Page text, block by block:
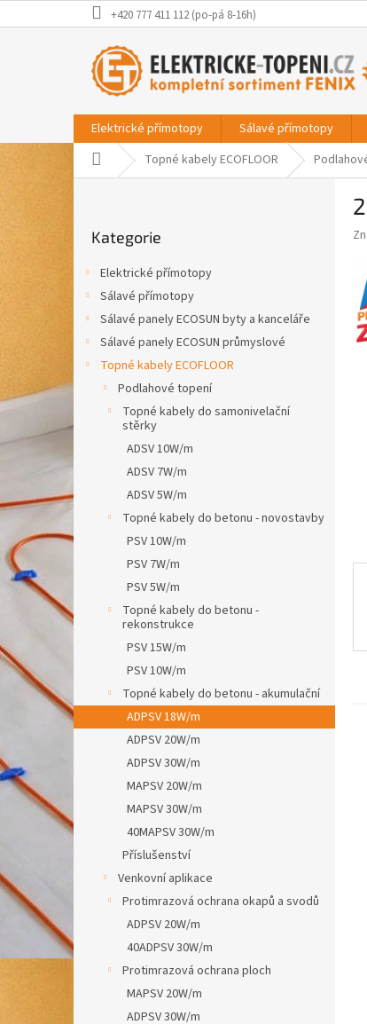
na
+420 777 411 112 (po-pá 8-16h)
Elektrické přímotopy Sálavé přímotopy
Domů Topné kabely ECOFLOOR
a
e
kategorie
Kategorie
Elektrické přímotopy
Sálavé přímotopy
Sálavé panely ECOSUN byty a kanceláře
Sálavé panely ECOSUN průmyslové
Topné kabely ECOFLOOR
Podlahové topení
Topné kabely do samonivelační
stěrky
ADSV 10W/m
ADSV 7W/m
ADSV 5W/m
Topné kabely do betonu - novostavby
PSV 10W/m
PSV 7W/m
PSV 5W/m
Topné kabely do betonu -
rekonstrukce
PSV 15W/m
PSV 10W/m
Topné kabely do betonu - akumulační
ADPSV 18W/m
ADPSV 20W/m
ADPSV 30W/m
MAPSV 20W/m
MAPSV 30W/m
40MAPSV 30W/m
Příslušenství
Venkovní aplikace
Protimrazová ochrana okapů a svodů
ADPSV 20W/m
40ADPSV 30W/m
Protimrazová ochrana ploch
MAPSV 20W/m
ADPSV 30W/m